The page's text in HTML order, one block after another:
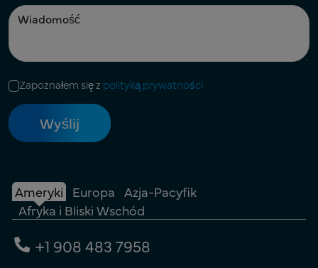
Zapoznałem się z polityką prywatności
Ameryki Europa Azja-Pacyfik
Afryka i Bliski Wschód
+1 908 483 7958